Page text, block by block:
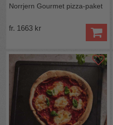
Norrjern Gourmet pizza-paket
fr. 1663 kr